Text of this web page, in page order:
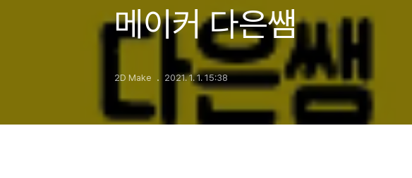
메이커 다은쌤
2D Make 2021. 1. 1. 15:38